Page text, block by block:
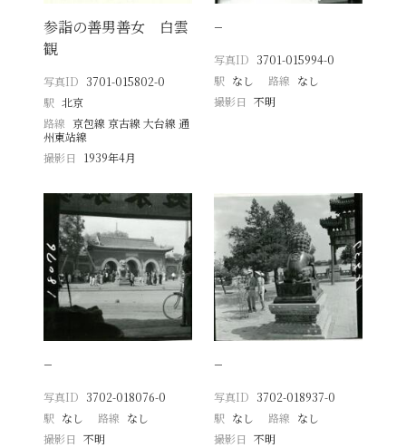
参詣の善男善女 白雲
観
写真ID 3701-015802-0
駅 北京
路線 京包線 京古線 大台線 通
州東站線
撮影日
1939年4月
−
写真ID 3701-015994-0
駅 なし 路線 なし
撮影日 不明
−
写真ID 3702-018076-0
駅 なし 路線 なし
撮影日
不明
−
写真ID 3702-018937-0
駅 なし 路線 なし
撮影日 不明